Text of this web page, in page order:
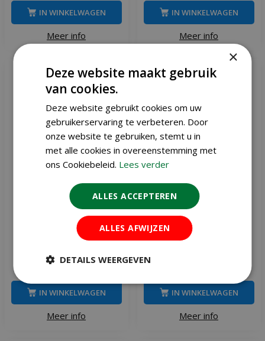
Meer info
IN WINKELWAGEN
Meer info
IN WINKELWAGEN
ORO Wolkorrel 5 kilo
€ 44 ,95
Meer info
IN WINKELWAGEN
Pokon bio orchidee
voeding 250 ml
Meer info
IN WINKELWAGEN
×
Deze website maakt gebruik
van cookies.
Deze website gebruikt cookies om uw
gebruikerservaring te verbeteren. Door
onze website te gebruiken, stemt u in
met alle cookies in overeenstemming met
ons Cookiebeleid. Lees verder
ALLES ACCEPTEREN
ALLES AFWIJZEN
DETAILS WEERGEVEN